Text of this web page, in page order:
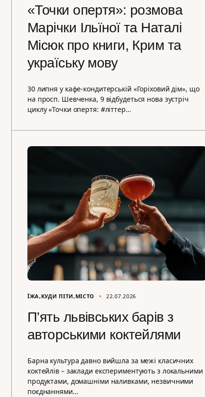
«Точки опертя»: розмова
Марічки Ільїної та Наталі
Місюк про книги, Крим та
україську мову
30 липня у кафе-кондитерській «Горіховий дім», що
на просп. Шевченка, 9 відбудеться нова зустріч
циклу «Точки опертя: #літтер…
ЇЖА КУДИ ПІТИ МІСТО 22.07.2026
П’ять львівських барів з
авторськими коктейлями
Барна культура давно вийшла за межі класичних
коктейлів – заклади експериментують з локальними
продуктами, домашніми наливками, незвичними
поєднаннями…